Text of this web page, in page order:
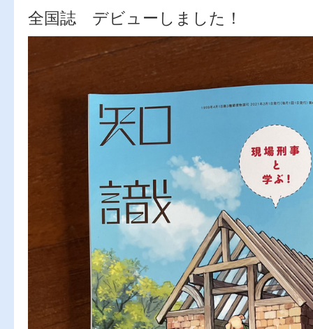
全国誌 デビューしました！